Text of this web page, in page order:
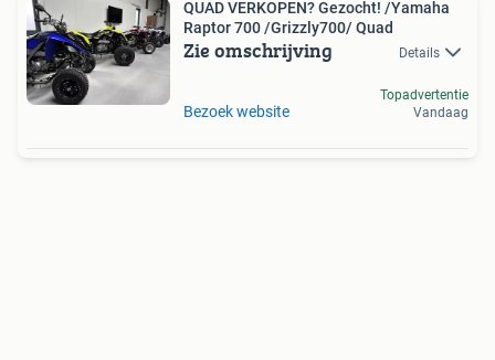
QUAD VERKOPEN? Gezocht! /Yamaha
Raptor 700 /Grizzly700/ Quad
Zie omschrijving Details
Bezoek website
Topadvertentie
Vandaag